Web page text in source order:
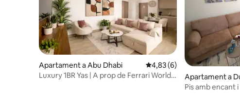
Apartament a Abu Dhabi 4,83 de puntuació mitjana
4,83 (6)
Luxury 1BR Yas | A prop de Ferrari World i
Apartament a
Pis amb encant